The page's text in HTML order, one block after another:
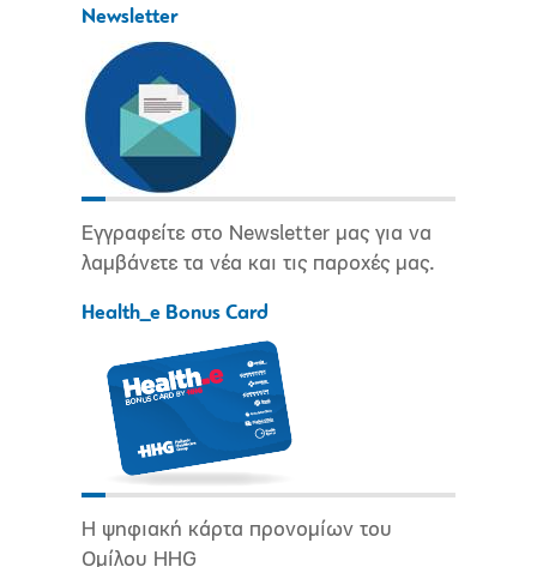
Newsletter
Εγγραφείτε στο Newsletter μας για να
λαμβάνετε τα νέα και τις παροχές μας.
Health_e Bonus Card
Η ψηφιακή κάρτα προνομίων του
Ομίλου HHG